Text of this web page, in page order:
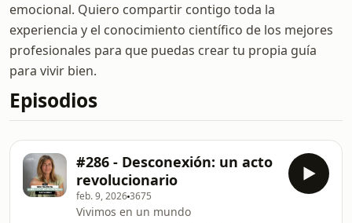
emocional. Quiero compartir contigo toda la
experiencia y el conocimiento científico de los mejores
profesionales para que puedas crear tu propia guía
para vivir bien.
Episodios
#286 - Desconexión: un acto
revolucionario
feb. 9, 20263675
Vivimos en un mundo